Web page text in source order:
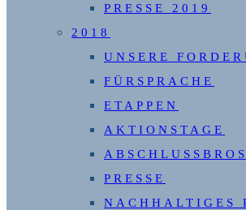
PRESSE 2019
2018
UNSERE
FÜRSPRACHE
ETAPPEN
AKTIONSTAGE
PRESSE
NACHHALTIGES